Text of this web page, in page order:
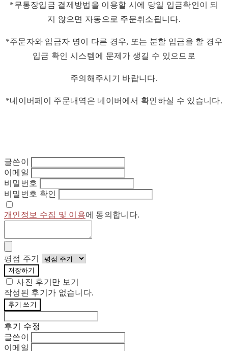
*무통장입금 결제방법을 이용할 시에 당일 입금확인이 되
지 않으면 자동으로 주문취소됩니다.
*주문자와 입금자 명이 다른 경우, 또는 분할 입금을 할 경우
입금 확인 시스템에 문제가 생길 수 있으므로
주의해주시기 바랍니다.
*네이버페이 주문내역은 네이버에서 확인하실 수 있습니다.
글쓴이
이메일
비밀번호
비밀번호 확인
개인정보 수집 및 이용에 동의합니다.
평점 주기
저장하기
사진 후기만 보기
작성된 후기가 없습니다.
후기 쓰기
후기 수정
글쓴이
이메일